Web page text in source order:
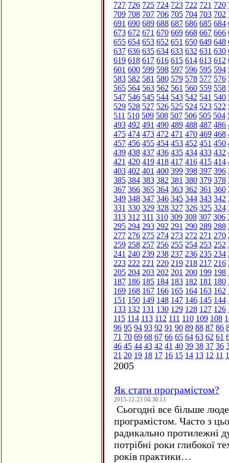
727 726 725 724 723 722 721 720
709 708 707 706 705 704 703 702
691 690 689 688 687 686 685 684
673 672 671 670 669 668 667 666
655 654 653 652 651 650 649 648
637 636 635 634 633 632 631 630
619 618 617 616 615 614 613 612
601 600 599 598 597 596 595 594
583 582 581 580 579 578 577 576
565 564 563 562 561 560 559 558
547 546 545 544 543 542 541 540
529 528 527 526 525 524 523 522
511 510 509 508 507 506 505 504
493 492 491 490 489 488 487 486
475 474 473 472 471 470 469 468
457 456 455 454 453 452 451 450
439 438 437 436 435 434 433 432
421 420 419 418 417 416 415 414
403 402 401 400 399 398 397 396
385 384 383 382 381 380 379 378
367 366 365 364 363 362 361 360
349 348 347 346 345 344 343 342
331 330 329 328 327 326 325 324
313 312 311 310 309 308 307 306
295 294 293 292 291 290 289 288
277 276 275 274 273 272 271 270
259 258 257 256 255 254 253 252
241 240 239 238 237 236 235 234
223 222 221 220 219 218 217 216
205 204 203 202 201 200 199 198
187 186 185 184 183 182 181 180
169 168 167 166 165 164 163 162
151 150 149 148 147 146 145 144
133 132 131 130 129 128 127 126
115 114 113 112 111 110 109 108
96 95 94 93 92 91 90 89 88 87 86
71 70 69 68 67 66 65 64 63 62 61
46 45 44 43 42 41 40 39 38 37 36
21 20 19 18 17 16 15 14 13 12 11
2005
Як стати програмістом?
2015-12-23 04:30:13
Сьогодні все більше
програмістом. Часто з
радикально протилежні
потрібні роки глибокої
років практики…